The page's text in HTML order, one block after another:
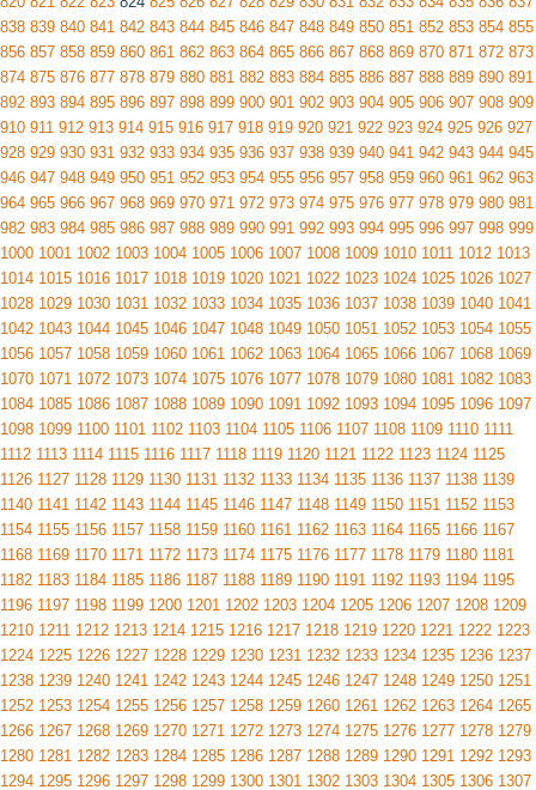
838 839 840 841 842 843 844 845 846 847 848 849 850 851 852 853 854 855
856 857 858 859 860 861 862 863 864 865 866 867 868 869 870 871 872 873
874 875 876 877 878 879 880 881 882 883 884 885 886 887 888 889 890 891
892 893 894 895 896 897 898 899 900 901 902 903 904 905 906 907 908 909
910 911 912 913 914 915 916 917 918 919 920 921 922 923 924 925 926 927
928 929 930 931 932 933 934 935 936 937 938 939 940 941 942 943 944 945
946 947 948 949 950 951 952 953 954 955 956 957 958 959 960 961 962 963
964 965 966 967 968 969 970 971 972 973 974 975 976 977 978 979 980 981
982 983 984 985 986 987 988 989 990 991 992 993 994 995 996 997 998 999
1000 1001 1002 1003 1004 1005 1006 1007 1008 1009 1010 1011 1012 1013
1014 1015 1016 1017 1018 1019 1020 1021 1022 1023 1024 1025 1026 1027
1028 1029 1030 1031 1032 1033 1034 1035 1036 1037 1038 1039 1040 1041
1042 1043 1044 1045 1046 1047 1048 1049 1050 1051 1052 1053 1054 1055
1056 1057 1058 1059 1060 1061 1062 1063 1064 1065 1066 1067 1068 1069
1070 1071 1072 1073 1074 1075 1076 1077 1078 1079 1080 1081 1082 1083
1084 1085 1086 1087 1088 1089 1090 1091 1092 1093 1094 1095 1096 1097
1098 1099 1100 1101 1102 1103 1104 1105 1106 1107 1108 1109 1110 1111
1112 1113 1114 1115 1116 1117 1118 1119 1120 1121 1122 1123 1124 1125
1126 1127 1128 1129 1130 1131 1132 1133 1134 1135 1136 1137 1138 1139
1140 1141 1142 1143 1144 1145 1146 1147 1148 1149 1150 1151 1152 1153
1154 1155 1156 1157 1158 1159 1160 1161 1162 1163 1164 1165 1166 1167
1168 1169 1170 1171 1172 1173 1174 1175 1176 1177 1178 1179 1180 1181
1182 1183 1184 1185 1186 1187 1188 1189 1190 1191 1192 1193 1194 1195
1196 1197 1198 1199 1200 1201 1202 1203 1204 1205 1206 1207 1208 1209
1210 1211 1212 1213 1214 1215 1216 1217 1218 1219 1220 1221 1222 1223
1224 1225 1226 1227 1228 1229 1230 1231 1232 1233 1234 1235 1236 1237
1238 1239 1240 1241 1242 1243 1244 1245 1246 1247 1248 1249 1250 1251
1252 1253 1254 1255 1256 1257 1258 1259 1260 1261 1262 1263 1264 1265
1266 1267 1268 1269 1270 1271 1272 1273 1274 1275 1276 1277 1278 1279
1280 1281 1282 1283 1284 1285 1286 1287 1288 1289 1290 1291 1292 1293
1294 1295 1296 1297 1298 1299 1300 1301 1302 1303 1304 1305 1306 1307